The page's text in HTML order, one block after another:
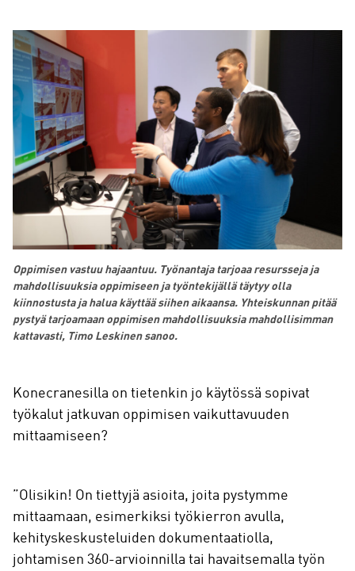
Oppimisen vastuu hajaantuu. Työnantaja tarjoaa resursseja ja
mahdollisuuksia oppimiseen ja työntekijällä täytyy olla
kiinnostusta ja halua käyttää siihen aikaansa. Yhteiskunnan pitää
pystyä tarjoamaan oppimisen mahdollisuuksia mahdollisimman
kattavasti, Timo Leskinen sanoo.
Konecranesilla on tietenkin jo käytössä sopivat
työkalut jatkuvan oppimisen vaikuttavuuden
mittaamiseen?
”Olisikin! On tiettyjä asioita, joita pystymme
mittaamaan, esimerkiksi työkierron avulla,
kehityskeskusteluiden dokumentaatiolla,
johtamisen 360-arvioinnilla tai havaitsemalla työn